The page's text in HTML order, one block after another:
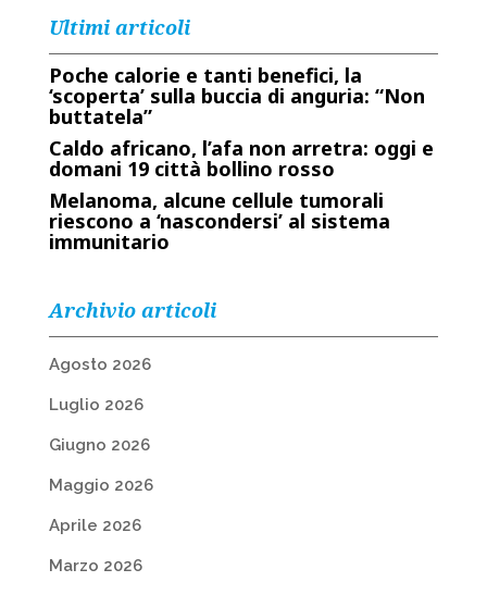
Ultimi articoli
Poche calorie e tanti benefici, la
‘scoperta’ sulla buccia di anguria: “Non
buttatela”
Caldo africano, l’afa non arretra: oggi e
domani 19 città bollino rosso
Melanoma, alcune cellule tumorali
riescono a ‘nascondersi’ al sistema
immunitario
Archivio articoli
Agosto 2026
Luglio 2026
Giugno 2026
Maggio 2026
Aprile 2026
Marzo 2026